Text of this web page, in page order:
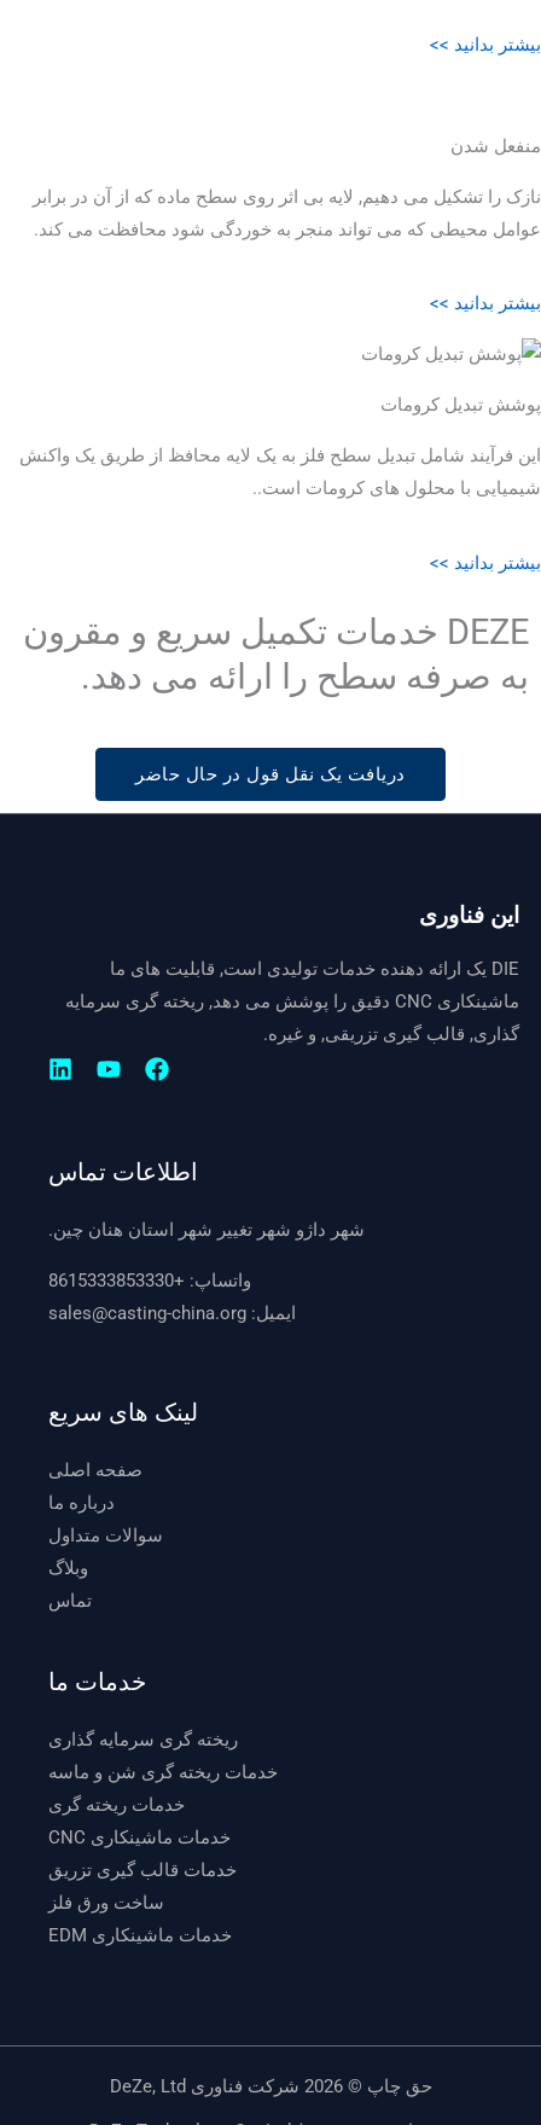
بیشتر بدانید >>
منفعل شدن
نازک را تشکیل می دهیم, لایه بی اثر روی سطح ماده که از آن در برابر
عوامل محیطی که می تواند منجر به خوردگی شود محافظت می کند.
بیشتر بدانید >>
پوشش تبدیل کرومات
این فرآیند شامل تبدیل سطح فلز به یک لایه محافظ از طریق یک واکنش
شیمیایی با محلول های کرومات است..
بیشتر بدانید >>
DEZE خدمات تکمیل سریع و مقرون
به صرفه سطح را ارائه می دهد.
دریافت یک نقل قول در حال حاضر
این فناوری
DIE یک ارائه دهنده خدمات تولیدی است, قابلیت های ما
ماشینکاری CNC دقیق را پوشش می دهد, ریخته گری سرمایه
گذاری, قالب گیری تزریقی, و غیره.
اطلاعات تماس
شهر داژو شهر تغییر شهر استان هنان چین.
واتساپ: +8615333853330
ایمیل: sales@casting-china.org
لینک های سریع
صفحه اصلی
درباره ما
سوالات متداول
وبلاگ
تماس
خدمات ما
ریخته گری سرمایه گذاری
خدمات ریخته گری شن و ماسه
خدمات ریخته گری
خدمات ماشینکاری CNC
خدمات قالب گیری تزریق
ساخت ورق فلز
خدمات ماشینکاری EDM
حق چاپ © 2026 شرکت فناوری DeZe, Ltd